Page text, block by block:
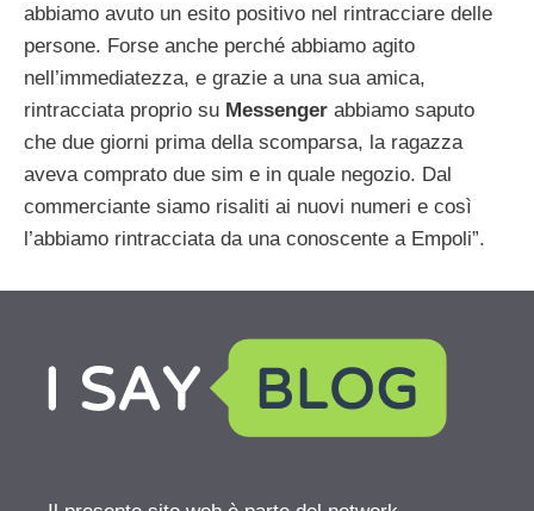
abbiamo avuto un esito positivo nel rintracciare delle
persone. Forse anche perché abbiamo agito
nell’immediatezza, e grazie a una sua amica,
rintracciata proprio su Messenger abbiamo saputo
che due giorni prima della scomparsa, la ragazza
aveva comprato due sim e in quale negozio. Dal
commerciante siamo risaliti ai nuovi numeri e così
l’abbiamo rintracciata da una conoscente a Empoli”.